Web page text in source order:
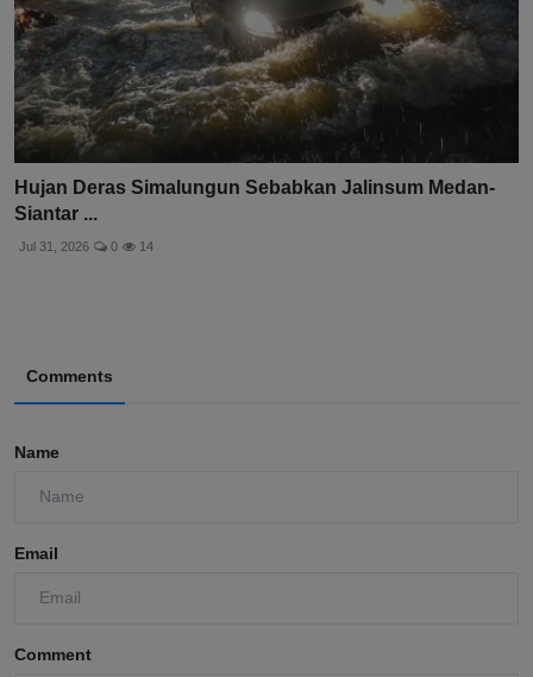
Hujan Deras Simalungun Sebabkan Jalinsum Medan-
Siantar ...
Jul 31, 2026 0 14
Comments
Name
Email
Comment